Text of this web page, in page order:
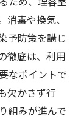
毒や換気、
予防策を講じ
徹底は、利用
なポイントで
欠かさず行
組みが進んで